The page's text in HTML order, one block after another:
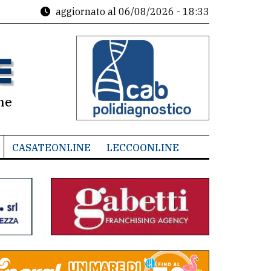
aggiornato al 06/08/2026 - 18:33
CASATEONLINE LECCOONLINE